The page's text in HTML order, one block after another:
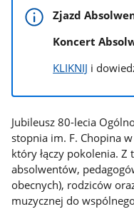
Zjazd
Koncert
KLIKNIJ i
Jubileusz 80-lecia
stopnia im. F. Chopina
który łączy pokolenia. Z
absolwentów,
obecnych), rodziców
muzycznej do